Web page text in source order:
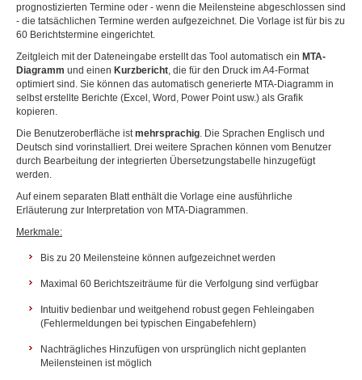
prognostizierten Termine oder - wenn die Meilensteine abgeschlossen sind
- die tatsächlichen Termine werden aufgezeichnet. Die Vorlage ist für bis zu
60 Berichtstermine eingerichtet.
Zeitgleich mit der Dateneingabe erstellt das Tool automatisch ein MTA-
Diagramm und einen Kurzbericht, die für den Druck im A4-Format
optimiert sind. Sie können das automatisch generierte MTA-Diagramm in
selbst erstellte Berichte (Excel, Word, Power Point usw.) als Grafik
kopieren.
Die Benutzeroberfläche istmehrsprachig. Die Sprachen Englisch und
Deutsch sind vorinstalliert. Drei weitere Sprachen können vom Benutzer
durch Bearbeitung der integrierten Übersetzungstabelle hinzugefügt
werden.
Auf einem separaten Blatt enthält die Vorlage eine ausführliche
Erläuterung zur Interpretation von MTA-Diagrammen.
Merkmale:
Bis zu 20 Meilensteine können aufgezeichnet werden
Maximal 60 Berichtszeiträume für die Verfolgung sind verfügbar
Intuitiv bedienbar und weitgehend robust gegen Fehleingaben
(Fehlermeldungen bei typischen Eingabefehlern)
Nachträgliches Hinzufügen von ursprünglich nicht geplanten
Meilensteinen ist möglich